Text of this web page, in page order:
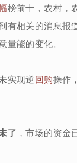
榜前十，农村，
相关的消息报
量能的变化。
实现逆回购操作
了 ，市场的资金